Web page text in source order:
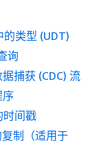
类型 (UDT)
询
捕获 (CDC) 流
序
时间戳
制（适用于